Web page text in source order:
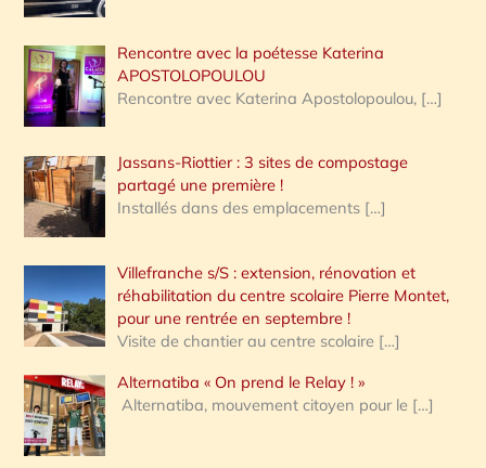
Rencontre avec la poétesse Katerina
APOSTOLOPOULOU
Rencontre avec Katerina Apostolopoulou, […]
Jassans-Riottier : 3 sites de compostage
partagé une première !
Installés dans des emplacements […]
Villefranche s/S : extension, rénovation et
réhabilitation du centre scolaire Pierre Montet,
pour une rentrée en septembre !
Visite de chantier au centre scolaire […]
Alternatiba « On prend le Relay ! »
Alternatiba, mouvement citoyen pour le […]